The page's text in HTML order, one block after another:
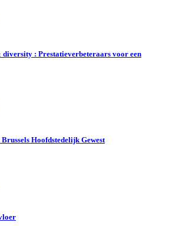
: Prestatieverbeteraars voor een
Hoofdstedelijk Gewest